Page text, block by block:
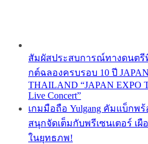
สัมผัสประสบการณ์ทางดนตรี
กต์ฉลองครบรอบ 10 ปี
THAILAND “JAPAN EXPO
Live Concert”
เกมมือถือ Yulgang คัมแบ็กพ
สนุกจัดเต็มกับพรีเซนเตอร์ เผื
ในยุทธภพ!